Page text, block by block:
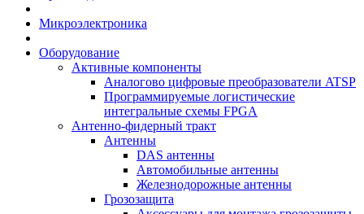
Микроэлектроника
Оборудование
Активные компоненты
Аналогово цифровые преобразователи ATSP
Программируемые логистические
интегральные схемы FPGA
Антенно-фидерный тракт
Антенны
DAS антенны
Автомобильные антенны
Железнодорожные антенны
Грозозащита